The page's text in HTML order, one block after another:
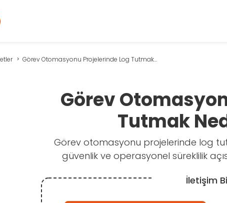
Görev Otomasyonu Projelerinde Log Tutmak...
Görev
Tutmak
Görev otomasyonu projelerinde log
güvenlik ve operasyonel süreklilik
İletişim